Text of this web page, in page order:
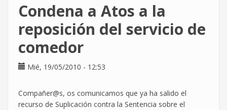
Free
Technology
Academy
Condena a Atos a la
reposición del servicio de
comedor
Mié, 19/05/2010 - 12:53
Compañer@s, os comunicamos que ya ha salido el
recurso de Suplicación contra la Sentencia sobre el